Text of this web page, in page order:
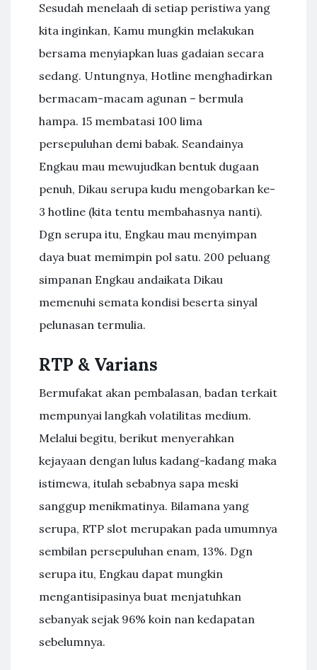
Sesudah menelaah di setiap peristiwa yang
kita inginkan, Kamu mungkin melakukan
bersama menyiapkan luas gadaian secara
sedang. Untungnya, Hotline menghadirkan
bermacam-macam agunan – bermula
hampa. 15 membatasi 100 lima
persepuluhan demi babak. Seandainya
Engkau mau mewujudkan bentuk dugaan
penuh, Dikau serupa kudu mengobarkan ke-
3 hotline (kita tentu membahasnya nanti).
Dgn serupa itu, Engkau mau menyimpan
daya buat memimpin pol satu. 200 peluang
simpanan Engkau andaikata Dikau
memenuhi semata kondisi beserta sinyal
pelunasan termulia.
RTP & Varians
Bermufakat akan pembalasan, badan terkait
mempunyai langkah volatilitas medium.
Melalui begitu, berikut menyerahkan
kejayaan dengan lulus kadang-kadang maka
istimewa, itulah sebabnya sapa meski
sanggup menikmatinya. Bilamana yang
serupa, RTP slot merupakan pada umumnya
sembilan persepuluhan enam, 13%. Dgn
serupa itu, Engkau dapat mungkin
mengantisipasinya buat menjatuhkan
sebanyak sejak 96% koin nan kedapatan
sebelumnya.